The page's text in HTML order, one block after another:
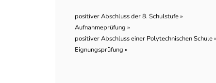
positiver Abschluss der 8. Schulstufe »
Aufnahmeprüfung »
positiver Abschluss einer Polytechnischen Schule »
Eignungsprüfung »